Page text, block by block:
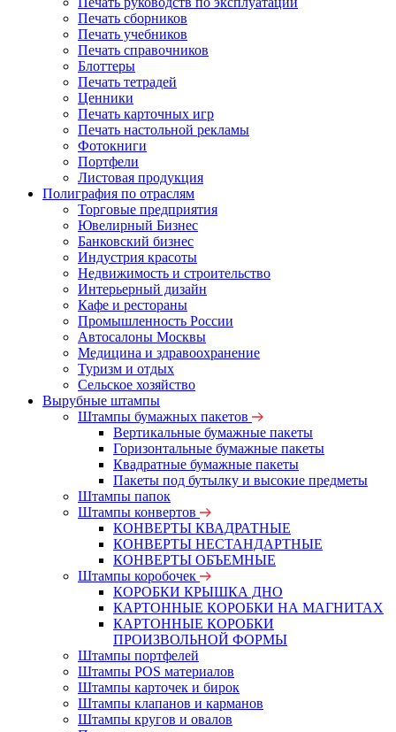
Печать сборников
Печать учебников
Печать справочников
Блоттеры
Печать тетрадей
Ценники
Печать карточных игр
Печать настольной рекламы
Фотокниги
Портфели
Листовая продукция
Полиграфия по отраслям
Торговые предприятия
Ювелирный Бизнес
Банковский бизнес
Индустрия красоты
Недвижимость и строительство
Интерьерный дизайн
Кафе и рестораны
Промышленность России
Автосалоны Москвы
Медицина и здравоохранение
Туризм и отдых
Сельское хозяйство
Вырубные штампы
Штампы бумажных пакетов
Вертикальные бумажные пакеты
Горизонтальные бумажные пакеты
Квадратные бумажные пакеты
Пакеты под бутылку и высокие предметы
Штампы папок
Штампы конвертов
КОНВЕРТЫ КВАДРАТНЫЕ
КОНВЕРТЫ НЕСТАНДАРТНЫЕ
КОНВЕРТЫ ОБЪЕМНЫЕ
Штампы коробочек
КОРОБКИ КРЫШКА ДНО
КАРТОННЫЕ КОРОБКИ НА МАГНИТАХ
КАРТОННЫЕ КОРОБКИ
ПРОИЗВОЛЬНОЙ ФОРМЫ
Штампы портфелей
Штампы POS материалов
Штампы карточек и бирок
Штампы клапанов и карманов
Штампы кругов и овалов